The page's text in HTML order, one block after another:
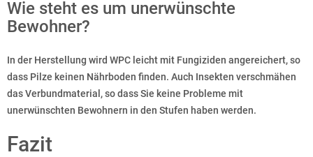
Wie steht es um unerwünschte
Bewohner?
In der Herstellung wird WPC leicht mit Fungiziden angereichert, so
dass Pilze keinen Nährboden finden. Auch Insekten verschmähen
das Verbundmaterial, so dass Sie keine Probleme mit
unerwünschten Bewohnern in den Stufen haben werden.
Fazit